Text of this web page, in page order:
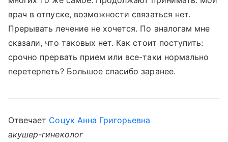
врач в отпуске, возможности связаться нет.
Прерывать лечение не хочется. По аналогам мне
сказали, что таковых нет. Как стоит поступить:
срочно прервать прием или все-таки нормально
перетерпеть? Большое спасибо заранее.
Отвечает Соцук Анна Григорьевна
акушер-гинеколог